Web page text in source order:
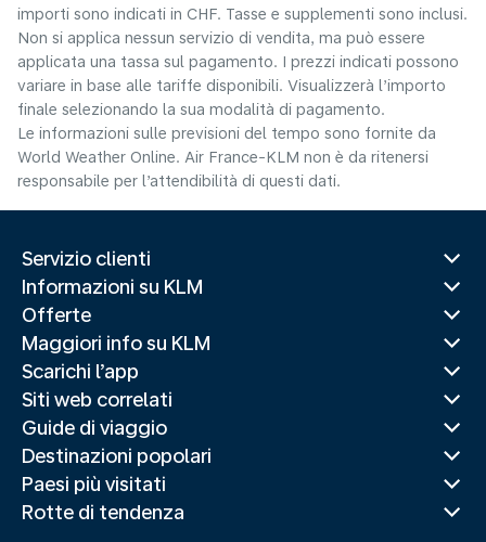
importi sono indicati in CHF. Tasse e supplementi sono inclusi.
Non si applica nessun servizio di vendita, ma può essere
applicata una tassa sul pagamento. I prezzi indicati possono
variare in base alle tariffe disponibili. Visualizzerà l’importo
finale selezionando la sua modalità di pagamento.
Le informazioni sulle previsioni del tempo sono fornite da
World Weather Online. Air France-KLM non è da ritenersi
responsabile per l’attendibilità di questi dati.
Servizio clienti
Informazioni su KLM
Offerte
Maggiori info su KLM
Scarichi l’app
Siti web correlati
Guide di viaggio
Destinazioni popolari
Paesi più visitati
Rotte di tendenza